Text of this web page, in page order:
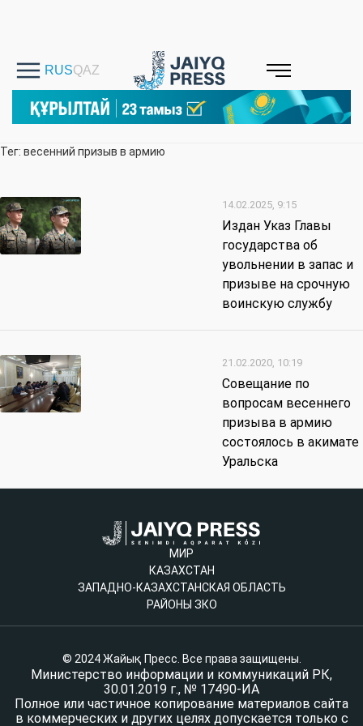
Тег: весенний призыв в армию
14.02.2025, 9:15
Издан Указ Главы
государства об
увольнении в запас и
призыве на срочную
воинскую службу
21.02.2020, 10:19
Совещание по
вопросам весеннего
призыва в армию
состоялось в акимате
Уральска
МИР
КАЗАХСТАН
ЗАПАДНО-КАЗАХСТАНСКАЯ ОБЛАСТЬ
РАЙОНЫ ЗКО
© 2024 Жайық Пресс. Все права защищены.
Министерство информации и коммуникаций РК,
30.01.2019 г., № 17490-ИА
Полное или частичное копирование материалов сайта
в коммерческих и других целях допускается только с